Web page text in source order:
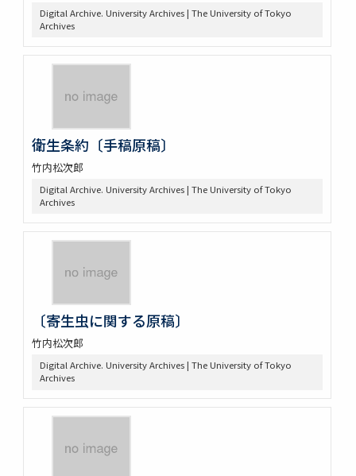
Digital Archive. University Archives | The University of Tokyo
Archives
衛生条約〔手稿原稿〕
竹内松次郎
Digital Archive. University Archives | The University of Tokyo
Archives
〔寄生虫に関する原稿〕
竹内松次郎
Digital Archive. University Archives | The University of Tokyo
Archives